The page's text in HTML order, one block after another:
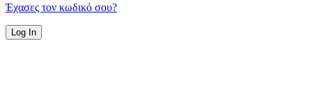
Έχασες τον κωδικό σου?